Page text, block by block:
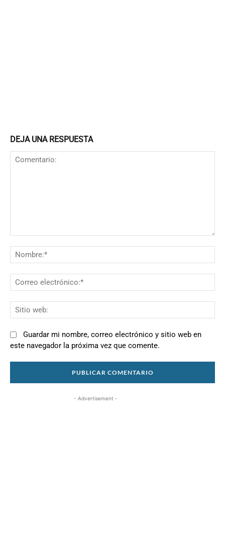
DEJA UNA RESPUESTA
Guardar mi nombre, correo electrónico y sitio web en
este navegador la próxima vez que comente.
- Advertisement -